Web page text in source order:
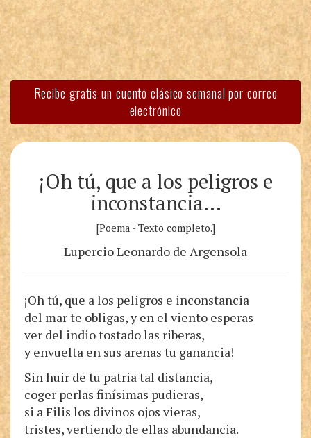
Recibe gratis un cuento clásico semanal por correo
electrónico
¡Oh tú, que a los peligros e
inconstancia…
[Poema - Texto completo.]
Lupercio Leonardo de Argensola
¡Oh tú, que a los peligros e inconstancia
del mar te obligas, y en el viento esperas
ver del indio tostado las riberas,
y envuelta en sus arenas tu ganancia!
Sin huir de tu patria tal distancia,
coger perlas finísimas pudieras,
si a Filis los divinos ojos vieras,
tristes, vertiendo de ellas abundancia.